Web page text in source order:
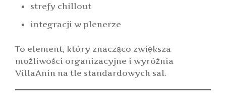
strefy chillout
integracji w plenerze
To element, który znacząco zwiększa
możliwości organizacyjne i wyróżnia
VillaAnin na tle standardowych sal.